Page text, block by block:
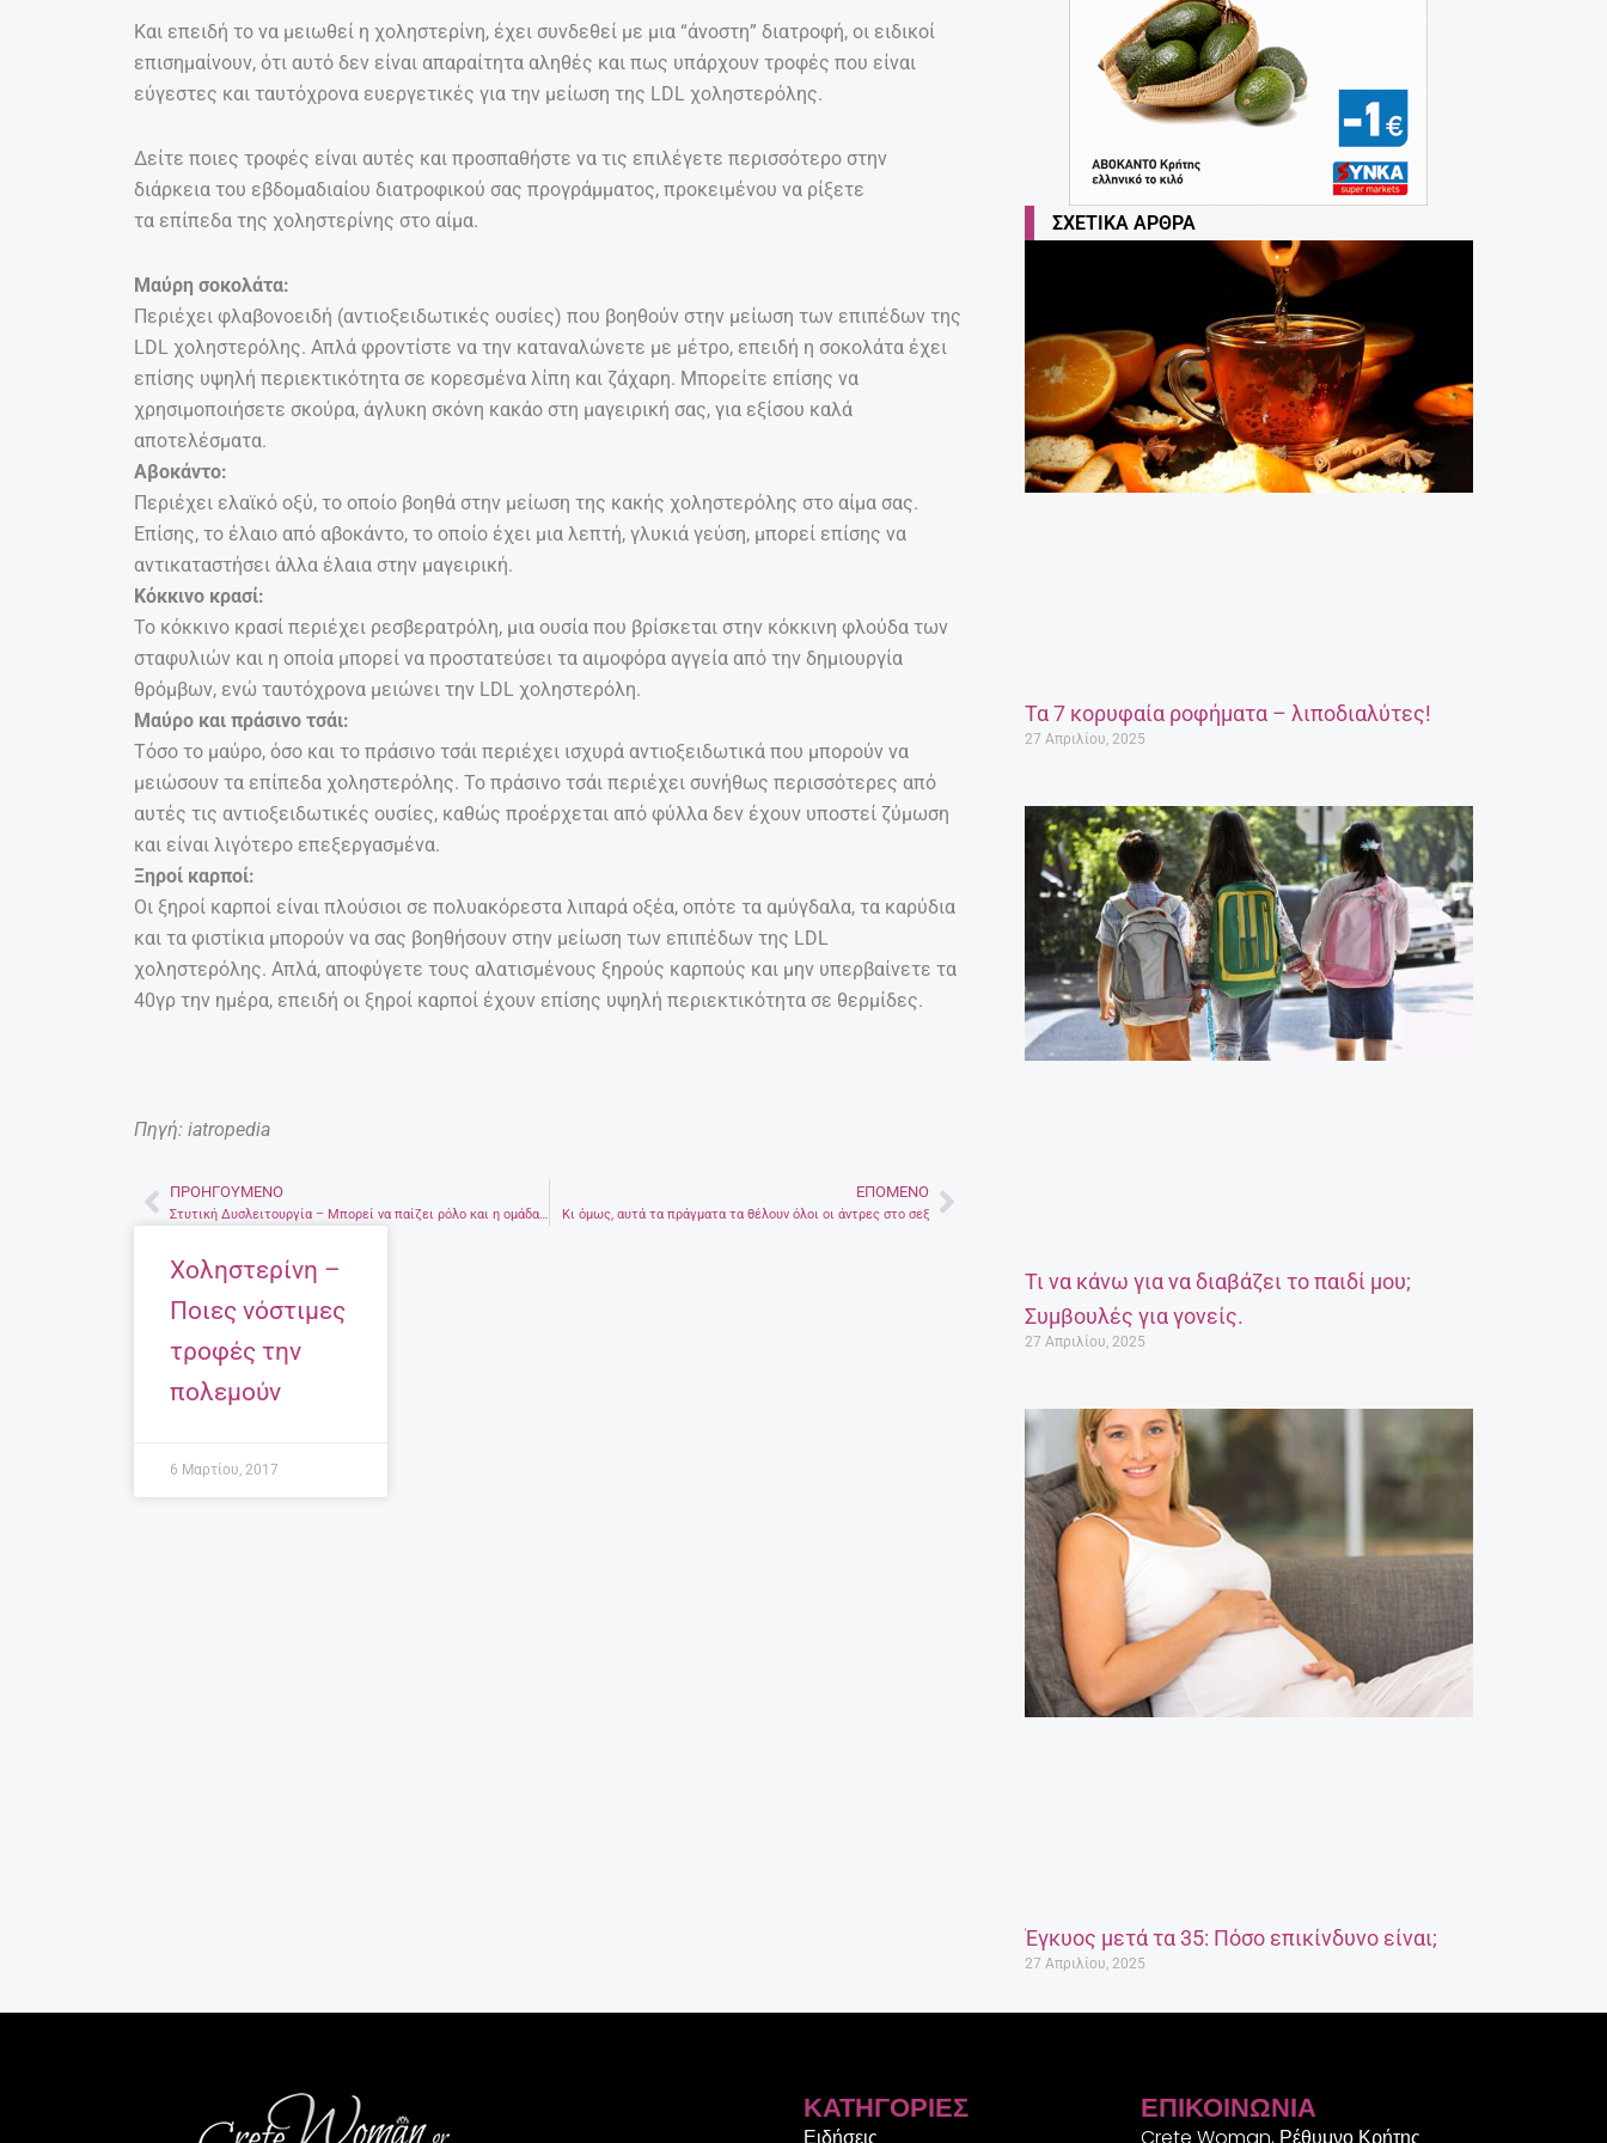
Και επειδή το να μειωθεί η χοληστερίνη, έχει συνδεθεί με μια “άνοστη” διατροφή, οι ειδικοί
επισημαίνουν, ότι αυτό δεν είναι απαραίτητα αληθές και πως υπάρχουν τροφές που είναι
εύγεστες και ταυτόχρονα ευεργετικές για την μείωση της LDL χοληστερόλης.
Δείτε ποιες τροφές είναι αυτές και προσπαθήστε να τις επιλέγετε περισσότερο στην
διάρκεια του εβδομαδιαίου διατροφικού σας προγράμματος, προκειμένου να ρίξετε
τα επίπεδα της χοληστερίνης στο αίμα.
Μαύρη σοκολάτα:
Περιέχει φλαβονοειδή (αντιοξειδωτικές ουσίες) που βοηθούν στην μείωση των επιπέδων της
LDL χοληστερόλης. Απλά φροντίστε να την καταναλώνετε με μέτρο, επειδή η σοκολάτα έχει
επίσης υψηλή περιεκτικότητα σε κορεσμένα λίπη και ζάχαρη. Μπορείτε επίσης να
χρησιμοποιήσετε σκούρα, άγλυκη σκόνη κακάο στη μαγειρική σας, για εξίσου καλά
αποτελέσματα.
Αβοκάντο:
Περιέχει ελαϊκό οξύ, το οποίο βοηθά στην μείωση της κακής χοληστερόλης στο αίμα σας.
Επίσης, το έλαιο από αβοκάντο, το οποίο έχει μια λεπτή, γλυκιά γεύση, μπορεί επίσης να
αντικαταστήσει άλλα έλαια στην μαγειρική.
Κόκκινο κρασί:
Το κόκκινο κρασί περιέχει ρεσβερατρόλη, μια ουσία που βρίσκεται στην κόκκινη φλούδα των
σταφυλιών και η οποία μπορεί να προστατεύσει τα αιμοφόρα αγγεία από την δημιουργία
θρόμβων, ενώ ταυτόχρονα μειώνει την LDL χοληστερόλη.
Μαύρο και πράσινο τσάι:
Τόσο το μαύρο, όσο και το πράσινο τσάι περιέχει ισχυρά αντιοξειδωτικά που μπορούν να
μειώσουν τα επίπεδα χοληστερόλης. Το πράσινο τσάι περιέχει συνήθως περισσότερες από
αυτές τις αντιοξειδωτικές ουσίες, καθώς προέρχεται από φύλλα δεν έχουν υποστεί ζύμωση
και είναι λιγότερο επεξεργασμένα.
Ξηροί καρποί:
Οι ξηροί καρποί είναι πλούσιοι σε πολυακόρεστα λιπαρά οξέα, οπότε τα αμύγδαλα, τα καρύδια
και τα φιστίκια μπορούν να σας βοηθήσουν στην μείωση των επιπέδων της LDL
χοληστερόλης. Απλά, αποφύγετε τους αλατισμένους ξηρούς καρπούς και μην υπερβαίνετε τα
40γρ την ημέρα, επειδή οι ξηροί καρποί έχουν επίσης υψηλή περιεκτικότητα σε θερμίδες.
Πηγή: iatropedia
Prev
ΠΡΟΗΓΟΎΜΕΝΟ ΕΠΌΜΕΝΟ
Κι όμως, αυτά τα πράγματα τα θέλουν όλοι οι άντρες στο σεξNext
Χοληστερίνη –
Ποιες νόστιμες
τροφές την
πολεμούν
6 Μαρτίου, 2017
ΣΧΕΤΙΚΆ ΆΡΘΡΑ
Τα 7 κορυφαία ροφήματα – λιποδιαλύτες!
27 Απριλίου, 2025
Τι να κάνω για να διαβάζει το παιδί μου;
Συμβουλές για γονείς.
27 Απριλίου, 2025
Έγκυος μετά τα 35: Πόσο επικίνδυνο είναι;
27 Απριλίου, 2025
ΚΑΤΗΓΟΡΊΕΣ ΕΠΙΚΟΙΝΩΝΊΑ